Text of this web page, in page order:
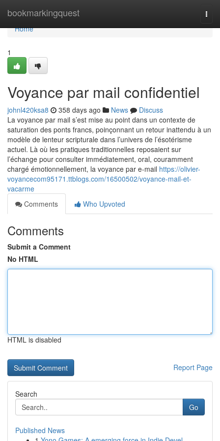
bookmarkingquest
Home
Home
1
Voyance par mail confidentiel
johnl420ksa8 358 days ago News
Discuss
La voyance par mail s’est mise au point dans un contexte de
saturation des ponts francs, poinçonnant un retour inattendu à un
modèle de lenteur scripturale dans l’univers de l’ésotérisme
actuel. Là où les pratiques traditionnelles reposaient sur
l’échange pour consulter immédiatement, oral, couramment
chargé émotionnellement, la voyance par e-mail https://olivier-
voyancecom95171.ttblogs.com/16500502/voyance-mail-et-
vacarme
Comments
Who Upvoted
Comments
Submit a Comment
No HTML
HTML is disabled
Report Page
Search
Go
Published News